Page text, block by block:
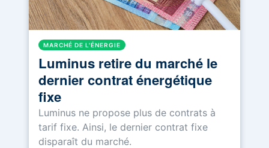
MARCHÉ DE L'ÉNERGIE
Luminus retire du marché le
dernier contrat énergétique
fixe
Luminus ne propose plus de contrats à
tarif fixe. Ainsi, le dernier contrat fixe
disparaît du marché.